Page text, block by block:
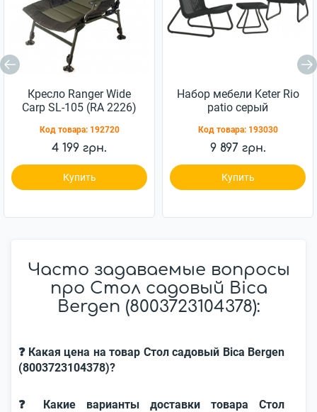
Кресло Ranger Wide
Carp SL-105 (RA 2226)
Код товара: 192720
4 199 грн.
Купить
Набор мебели Keter Rio
patio серый
Код товара: 193030
9 897 грн.
Купить
Часто задаваемые вопросы
про Стол садовый Bica
Bergen (8003723104378):
❓ Какая цена на товар Стол садовый Bica Bergen
(8003723104378)?
❓ Какие варианты доставки товара Стол